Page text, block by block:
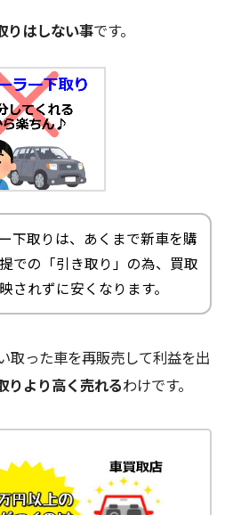
りはしない事です。
下取りは、あくまで新車を購
での「引き取り」の為、買取
されずに安くなります。
取った車を再販売して利益を出
りより高く売れるわけです。